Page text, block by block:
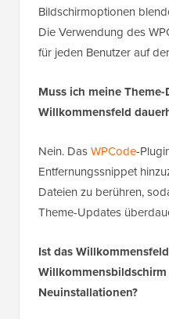
Bildschirmoptionen
Die Verwendung des
für jeden Benutzer auf
Muss ich meine
Willkommensfeld
Nein. DasWPCode-
Entfernungssnippet
Dateien zu berühren,
Theme-Updates
Ist das
Willkommensbildschirm
Neuinstallationen?